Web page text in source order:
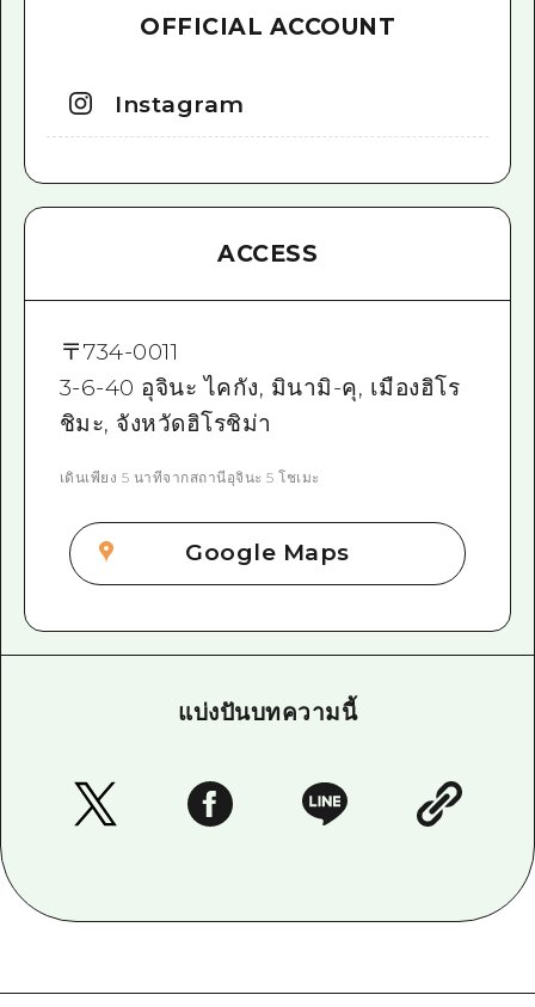
OFFICIAL ACCOUNT
Instagram
ACCESS
〒734-0011
3-6-40 อุจินะ ไคกัง, มินามิ-คุ, เมืองฮิโร
ชิมะ, จังหวัดฮิโรชิม่า
เดินเพียง 5 นาทีจากสถานีอุจินะ 5 โชเมะ
Google Maps
แบ่งปันบทความนี้